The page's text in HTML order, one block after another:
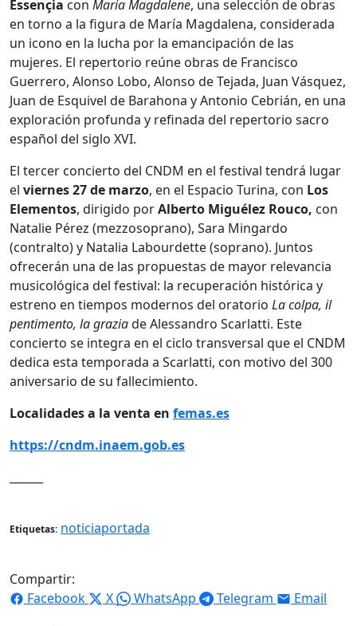
Essençia con Maria Magdalene, una selección de obras
en torno a la figura de María Magdalena, considerada
un icono en la lucha por la emancipación de las
mujeres. El repertorio reúne obras de Francisco
Guerrero, Alonso Lobo, Alonso de Tejada, Juan Vásquez,
Juan de Esquivel de Barahona y Antonio Cebrián, en una
exploración profunda y refinada del repertorio sacro
español del siglo XVI.
El tercer concierto del CNDM en el festival tendrá lugar
el viernes 27 de marzo, en el Espacio Turina, con Los
Elementos, dirigido porAlberto Miguélez Rouco, con
Natalie Pérez (mezzosoprano), Sara Mingardo
(contralto) y Natalia Labourdette (soprano). Juntos
ofrecerán una de las propuestas de mayor relevancia
musicológica del festival: la recuperación histórica y
estreno en tiempos modernos del oratorio La colpa, il
pentimento, la graziade Alessandro Scarlatti. Este
concierto se integra en el ciclo transversal que el CNDM
dedica esta temporada a Scarlatti, con motivo del 300
aniversario de su fallecimiento.
Localidades a la venta en femas.es
https://cndm.inaem.gob.es
Etiquetas: noticiaportada
Compartir:
Facebook
X WhatsApp Telegram Email